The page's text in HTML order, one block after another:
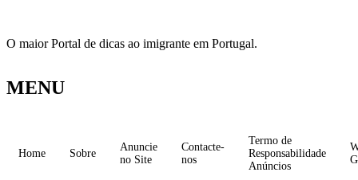
O maior Portal de dicas ao imigrante em Portugal.
MENU
Home Sobre
Anuncie
no Site
Contacte-
nos
Termo de
Responsabilidade
Anúncios